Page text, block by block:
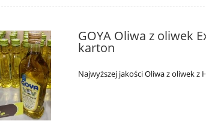
GOYA Oliwa z oliwek
karton
Najwyższej jakości Oliwa z oliwek z